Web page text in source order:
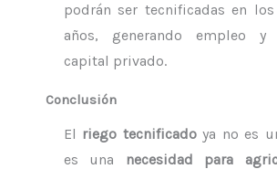
podrán ser tecnificadas en
años, generando empleo y
capital privado.
Conclusión
El riego tecnificadoya no es
es una necesidad para